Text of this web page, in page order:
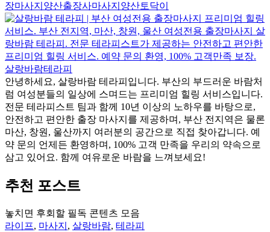
장마사지 양산출장사마사지 양산토닥이
살랑바람테라피
안녕하세요, 살랑바람 테라피입니다. 부산의 부드러운 바람처
럼 여성분들의 일상에 스며드는 프리미엄 힐링 서비스입니다.
전문 테라피스트 팀과 함께 10년 이상의 노하우를 바탕으로,
안전하고 편안한 출장 마사지를 제공하며, 부산 전지역은 물론
마산, 창원, 울산까지 여러분의 공간으로 직접 찾아갑니다. 예
약 문의 언제든 환영하며, 100% 고객 만족을 우리의 약속으로
삼고 있어요. 함께 여유로운 바람을 느껴보세요!
추천 포스트
놓치면 후회할 필독 콘텐츠 모음
라이프, 마사지 , 살랑바람, 테라피